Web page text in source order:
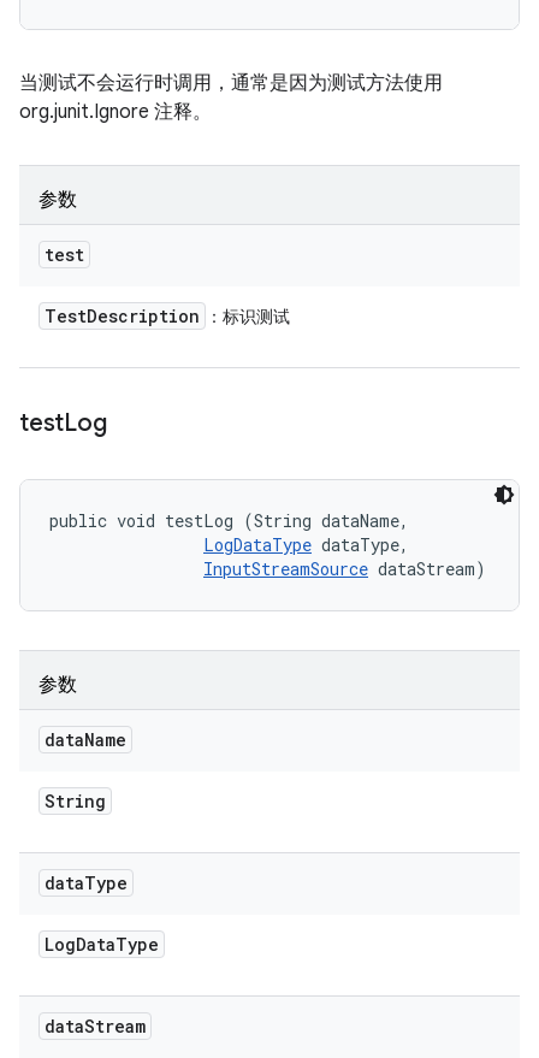
当测试不会运行时调用，通常是因为测试方法使用
org.junit.Ignore 注释。
参数
test
TestDescription ：标识测试
testLog
public void testLog (String dataName,
LogDataType dataType,
InputStreamSource dataStream)
参数
dataName
String
dataType
LogDataType
dataStream